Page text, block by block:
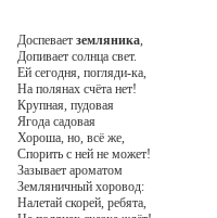
Доспевает земляника,
Допивает солнца свет.
Ей сегодня, погляди-ка,
На полянах счёта нет!
Крупная, пудовая
Ягода садовая
Хороша, но, всё же,
Спорить с ней не может!
Зазывает ароматом
Земляничный хоровод:
Налетай скорей, ребята,